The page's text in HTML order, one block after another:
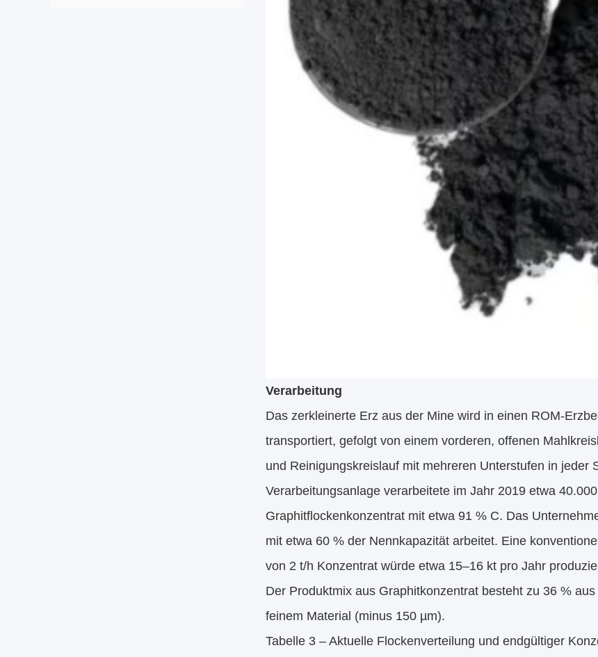
Verarbeitung
Das zerkleinerte Erz aus der Mine wird in einen ROM-
transportiert, gefolgt von einem vorderen, offenen
und Reinigungskreislauf mit mehreren Unterstufen in jeder
Verarbeitungsanlage verarbeitete im Jahr 2019 etwa
Graphitflockenkonzentrat mit etwa 91 % C. Das
mit etwa 60 % der Nennkapazität arbeitet. Eine
von 2 t/h Konzentrat würde etwa 15–16 kt pro Jahr
Der Produktmix aus Graphitkonzentrat besteht zu 36 %
feinem Material (minus 150 µm).
Tabelle 3 – Aktuelle Flockenverteilung und endgültiger